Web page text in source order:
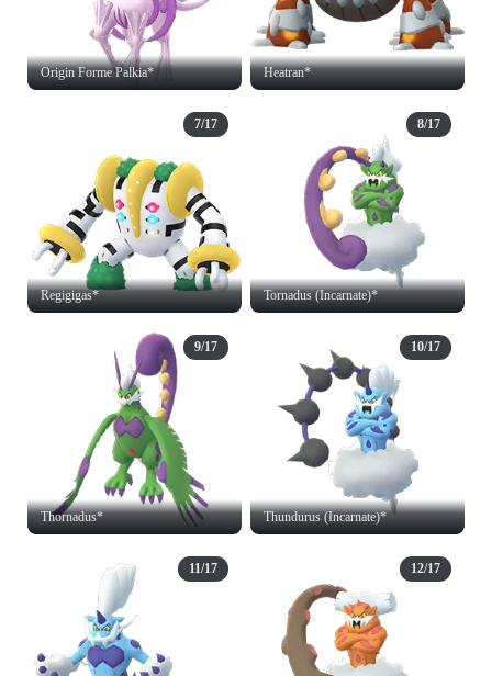
Origin Forme Palkia* Heatran*
Regigigas*
7/17
Tornadus (Incarnate)*
8/17
Thornadus*
9/17
Thundurus (Incarnate)*
10/17
11/17 12/17